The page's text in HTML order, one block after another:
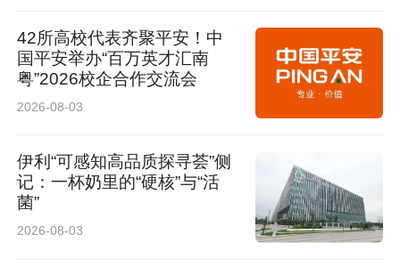
42所高校代表齐聚平安！中
国平安举办“百万英才汇南
粤”2026校企合作交流会
2026-08-03
伊利“可感知高品质探寻荟”侧
记：一杯奶里的“硬核”与“活
菌”
2026-08-03